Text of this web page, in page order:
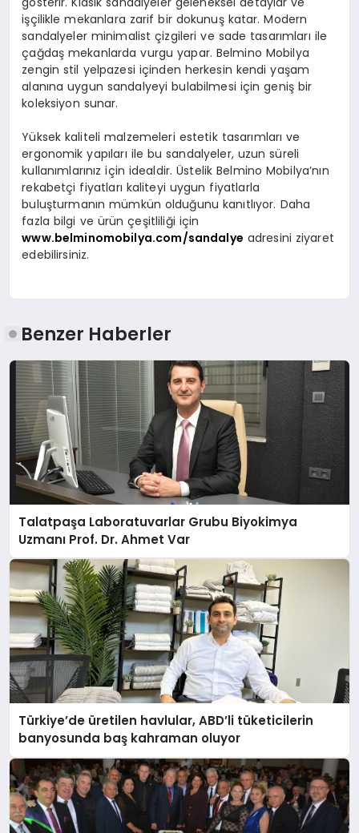
işçilikle mekanlara zarif bir dokunuş katar. Modern
sandalyeler minimalist çizgileri ve sade tasarımları ile
çağdaş mekanlarda vurgu yapar. Belmino Mobilya
zengin stil yelpazesi içinden herkesin kendi yaşam
alanına uygun sandalyeyi bulabilmesi için geniş bir
koleksiyon sunar.
Yüksek kaliteli malzemeleri estetik tasarımları ve
ergonomik yapıları ile bu sandalyeler, uzun süreli
kullanımlarınız için idealdir. Üstelik Belmino Mobilya’nın
rekabetçi fiyatları kaliteyi uygun fiyatlarla
buluşturmanın mümkün olduğunu kanıtlıyor. Daha
fazla bilgi ve ürün çeşitliliği için
www.belminomobilya.com/sandalye adresini ziyaret
edebilirsiniz.
Benzer Haberler
Talatpaşa Laboratuvarlar Grubu Biyokimya
Uzmanı Prof. Dr. Ahmet Var
Türkiye’de üretilen havlular, ABD’li tüketicilerin
banyosunda baş kahraman oluyor